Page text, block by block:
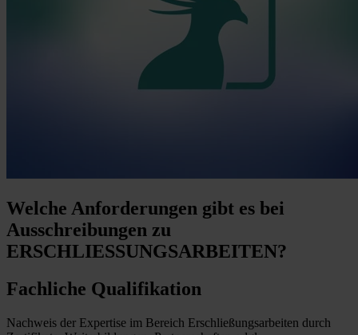
Welche Anforderungen gibt es bei
Ausschreibungen zu
ERSCHLIESSUNGSARBEITEN?
Fachliche Qualifikation
Nachweis der Expertise im Bereich Erschließungsarbeiten durch